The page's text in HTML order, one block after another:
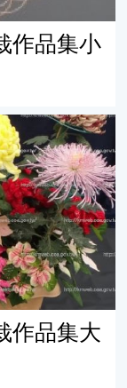
作品集小
組
作品集大